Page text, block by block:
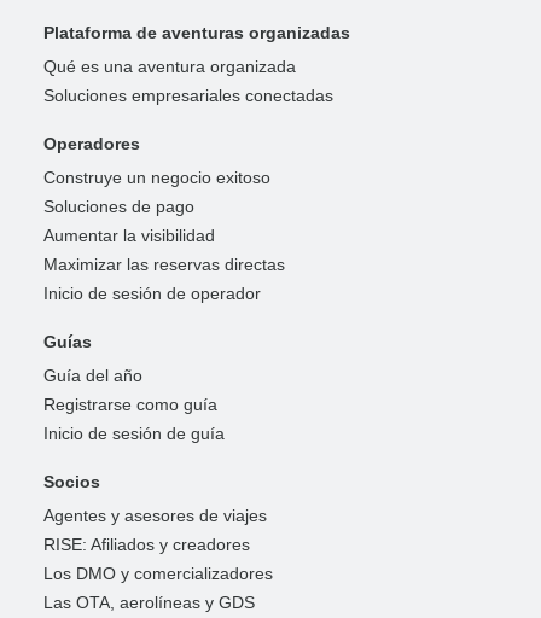
Plataforma de aventuras organizadas
Qué es una aventura organizada
Soluciones empresariales conectadas
Operadores
Construye un negocio exitoso
Soluciones de pago
Aumentar la visibilidad
Maximizar las reservas directas
Inicio de sesión de operador
Guías
Guía del año
Registrarse como guía
Inicio de sesión de guía
Socios
Agentes y asesores de viajes
RISE: Afiliados y creadores
Los DMO y comercializadores
Las OTA, aerolíneas y GDS